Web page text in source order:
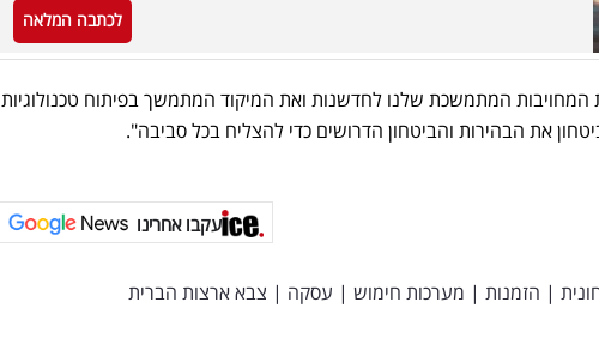
לכתבה המלאה
המתמשכת שלנו לחדשנות ואת המיקוד המתמשך בפיתוח טכנולוגיות
את הבהירות והביטחון הדרושים כדי להצליח בכל סביבה".
עקבו אחרינו
| הזמנות | מערכות חימוש | עסקה | צבא ארצות הברית